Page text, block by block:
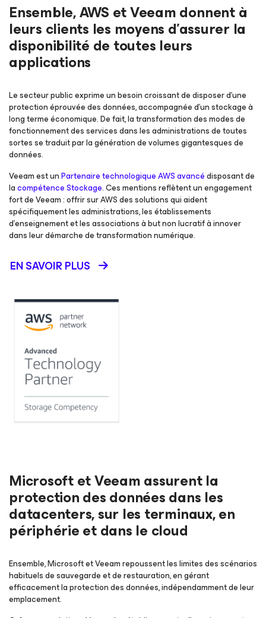
Ensemble, AWS et Veeam donnent à
leurs clients les moyens d’assurer la
disponibilité de toutes leurs
applications
Le secteur public exprime un besoin croissant de disposer d’une
protection éprouvée des données, accompagnée d’un stockage à
long terme économique. De fait, la transformation des modes de
fonctionnement des services dans les administrations de toutes
sortes se traduit par la génération de volumes gigantesques de
données.
Veeam est unPartenaire technologique AWS avancédisposant de
lacompétence Stockage. Ces mentions reflètent un engagement
fort de Veeam : offrir sur AWS des solutions qui aident
spécifiquement les administrations, les établissements
d’enseignement et les associations à but non lucratif à innover
dans leur démarche de transformation numérique.
EN SAVOIR PLUS
Microsoft et Veeam assurent la
protection des données dans les
datacenters, sur les terminaux,en
périphérie et dans le cloud
Ensemble, Microsoft et Veeam repoussent les limites des scénarios
habituels de sauvegarde et de restauration, en gérant
efficacement la protection des données, indépendamment de leur
emplacement.